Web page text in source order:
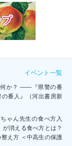
イベント一覧
何か？ ――『県警の番
番人』（河出書房新
ゃん先生の食べ方入
消える食べ方とは？
え方 ＜中高生の保護